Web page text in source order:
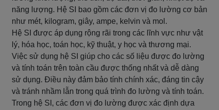
năng lượng. Hệ SI bao gồm các đơn vị đo lường cơ bản
như mét, kilogram, giây, ampe, kelvin và mol.
Hệ SI được áp dụng rộng rãi trong các lĩnh vực như vật
lý, hóa học, toán học, kỹ thuật, y học và thương mại.
Việc sử dụng hệ SI giúp cho các số liệu được đo lường
và tính toán trên toàn cầu được thống nhất và dễ dàng
sử dụng. Điều này đảm bảo tính chính xác, đáng tin cậy
và tránh nhầm lẫn trong quá trình đo lường và tính toán.
Trong hệ SI, các đơn vị đo lường được xác định dựa